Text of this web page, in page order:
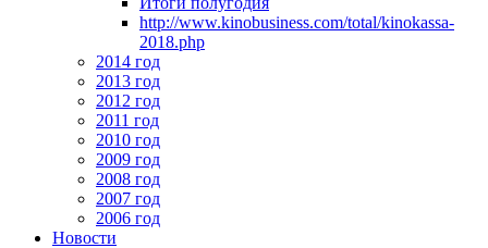
http://www.kinobusiness.com/total/kinokassa-
2018.php
2014 год
2013 год
2012 год
2011 год
2010 год
2009 год
2008 год
2007 год
2006 год
Новости